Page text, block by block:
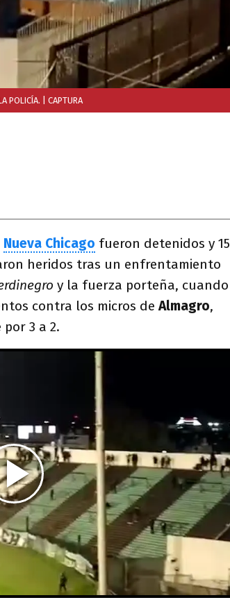
POLICÍA. | CAPTURA
Nueva Chicago fueron detenidos y 15
heridos tras un enfrentamiento
y la fuerza porteña, cuando
contra los micros deAlmagro,
3 a 2.